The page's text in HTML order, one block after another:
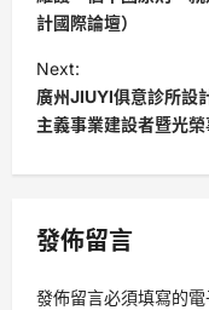
s
t
n
a
v
g
a
計國際論壇）
Next:
廣州JIUYI俱意診所設
主義事業建設者暨光
發佈留言
發佈留言必須填寫的